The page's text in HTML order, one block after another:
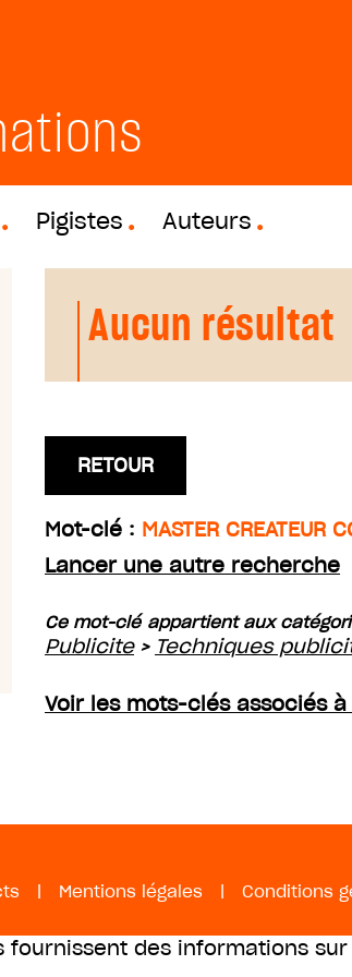
Pigistes Auteurs
Aucun résultat
RETOUR
Mot-clé : MASTER CREATEUR
Lancer une autre recherche
Ce mot-clé appartient aux
Publicite> Techniques
Voir les mots-clés associés
| Mentions légales | Conditions
fournissent des informations